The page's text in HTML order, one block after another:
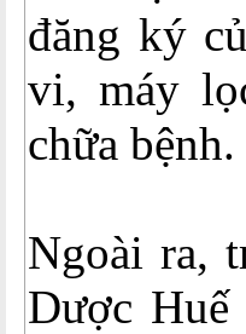
đăng ký
vi, máy
chữa bệnh.
Ngoài ra,
Dược